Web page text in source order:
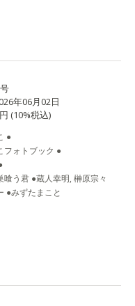
年06月02日
(10%税込)
●
フォトブック ●
喰う君 ●蔵人幸明, 榊原宗々
●みずたまこと